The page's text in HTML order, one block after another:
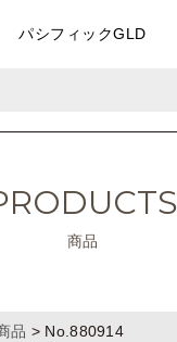
パシフィックGLD
商品
品 > No.880914